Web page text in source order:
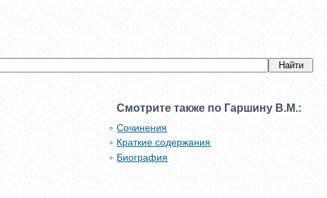
Смотрите также по Гаршину В.М.:
Сочинения
Краткие содержания
Биография